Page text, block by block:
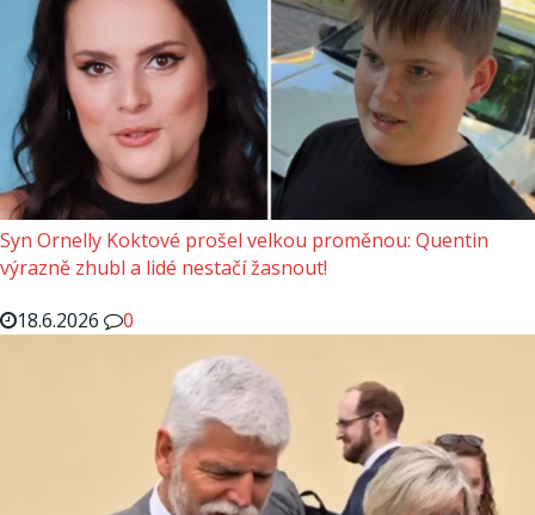
Syn Ornelly Koktové prošel velkou proměnou: Quentin
výrazně zhubl a lidé nestačí žasnout!
18.6.2026
0